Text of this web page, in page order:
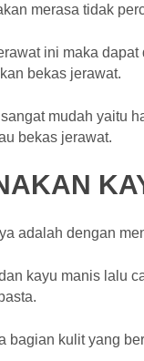
merasa tidak
ini maka
bekas jerawat.
mudah yaitu
bekas jerawat.
adalah dengan
kayu manis lalu
bagian kulit yang